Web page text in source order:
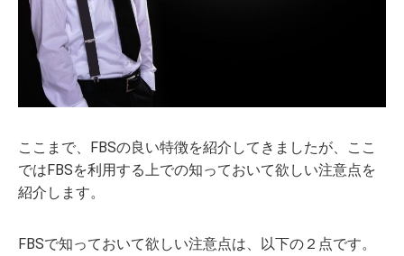
ここまで、FBSの良い特徴を紹介してきましたが、ここ
ではFBSを利用する上での知っておいて欲しい注意点を
紹介します。
FBSで知っておいて欲しい注意点は、以下の２点です。